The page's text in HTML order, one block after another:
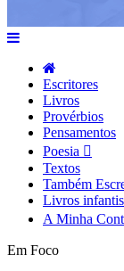
Escritores
Livros
Provérbios
Pensamentos
Poesia
Textos
Também
Livros infantis
A Minha
Em Foco